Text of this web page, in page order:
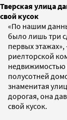
Тверская улица
свой кусок
«По нашим
было лишь три
первых
риелторской
недвижимостью
полусотней
знаменитая
дорогая, она
свой кусок.